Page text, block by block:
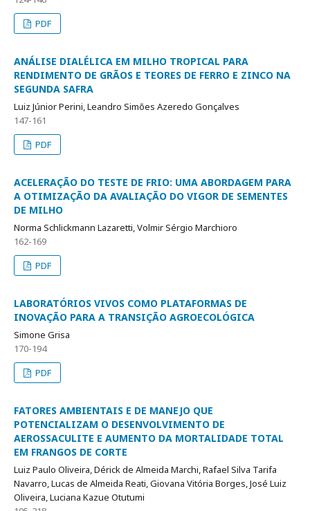
PDF
ANÁLISE DIALÉLICA EM MILHO TROPICAL PARA
RENDIMENTO DE GRÃOS E TEORES DE FERRO E ZINCO NA
SEGUNDA SAFRA
Luiz Júnior Perini, Leandro Simões Azeredo Gonçalves
147-161
PDF
ACELERAÇÃO DO TESTE DE FRIO: UMA ABORDAGEM PARA
A OTIMIZAÇÃO DA AVALIAÇÃO DO VIGOR DE SEMENTES
DE MILHO
Norma Schlickmann Lazaretti, Volmir Sérgio Marchioro
162-169
PDF
LABORATÓRIOS VIVOS COMO PLATAFORMAS DE
INOVAÇÃO PARA A TRANSIÇÃO AGROECOLÓGICA
Simone Grisa
170-194
PDF
FATORES AMBIENTAIS E DE MANEJO QUE
POTENCIALIZAM O DESENVOLVIMENTO DE
AEROSSACULITE E AUMENTO DA MORTALIDADE TOTAL
EM FRANGOS DE CORTE
Luiz Paulo Oliveira, Dérick de Almeida Marchi, Rafael Silva Tarifa
Navarro, Lucas de Almeida Reati, Giovana Vitória Borges, José Luiz
Oliveira, Luciana Kazue Otutumi